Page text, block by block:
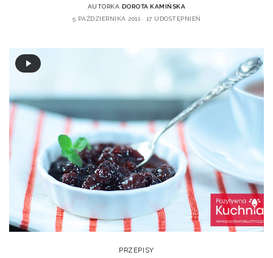
AUTORKA DOROTA KAMIŃSKA
5 PAŹDZIERNIKA 2011
17 UDOSTĘPNIEŃ
PRZEPISY